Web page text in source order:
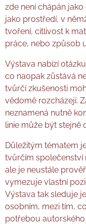
zde není chápán
jako prostředí, v
tvoření, citlivost k
práce, nebo způsob
Výstava nabízí
co naopak zůstává
tvůrčí zkušenosti
vědomě rozcházejí.
neznamená nutně
linie může být stejně
Důležitým tématem
tvůrčím společenství
ale je neustále
vymezuje vlastní
Výstava tak sleduje
osobním, mezi tím,
potřebou